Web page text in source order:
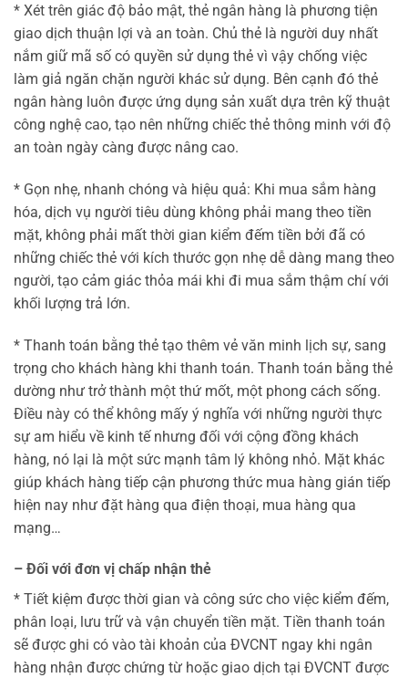
* Xét trên giác độ bảo mật, thẻ ngân hàng là phương tiện
giao dịch thuận lợi và an toàn. Chủ thẻ là người duy nhất
nắm giữ mã số có quyền sử dụng thẻ vì vậy chống việc
làm giả ngăn chặn người khác sử dụng. Bên cạnh đó thẻ
ngân hàng luôn được ứng dụng sản xuất dựa trên kỹ thuật
công nghệ cao, tạo nên những chiếc thẻ thông minh với độ
an toàn ngày càng được nâng cao.
* Gọn nhẹ, nhanh chóng và hiệu quả: Khi mua sắm hàng
hóa, dịch vụ người tiêu dùng không phải mang theo tiền
mặt, không phải mất thời gian kiểm đếm tiền bởi đã có
những chiếc thẻ với kích thước gọn nhẹ dễ dàng mang theo
người, tạo cảm giác thỏa mái khi đi mua sắm thậm chí với
khối lượng trả lớn.
* Thanh toán bằng thẻ tạo thêm vẻ văn minh lịch sự, sang
trọng cho khách hàng khi thanh toán. Thanh toán bằng thẻ
dường như trở thành một thứ mốt, một phong cách sống.
Điều này có thể không mấy ý nghĩa với những người thực
sự am hiểu về kinh tế nhưng đối với cộng đồng khách
hàng, nó lại là một sức mạnh tâm lý không nhỏ. Mặt khác
giúp khách hàng tiếp cận phương thức mua hàng gián tiếp
hiện nay như đặt hàng qua điện thoại, mua hàng qua
mạng…
– Đối với đơn vị chấp nhận thẻ
* Tiết kiệm được thời gian và công sức cho việc kiểm đếm,
phân loại, lưu trữ và vận chuyển tiền mặt. Tiền thanh toán
sẽ được ghi có vào tài khoản của ĐVCNT ngay khi ngân
hàng nhận được chứng từ hoặc giao dịch tại ĐVCNT được